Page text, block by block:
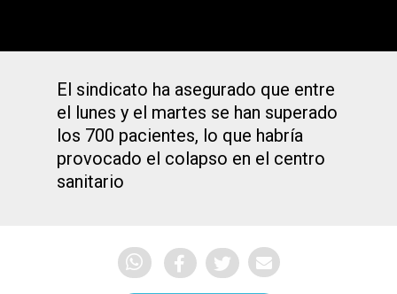
El sindicato ha asegurado que entre
el lunes y el martes se han superado
los 700 pacientes, lo que habría
provocado el colapso en el centro
sanitario